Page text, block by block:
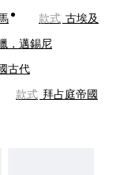
款式 古埃及
，邁錫尼
古代
款式 拜占庭帝國